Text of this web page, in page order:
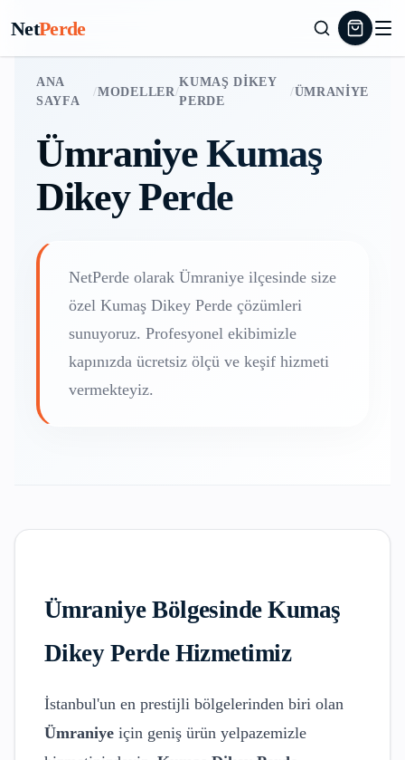
NetPerde
ANA
SAYFA
/MODELLER/
KUMAŞ DIKEY
PERDE
/ÜMRANIYE
ÜmraniyeKumaş
Dikey Perde
NetPerde olarak Ümraniye ilçesinde size
özel Kumaş Dikey Perde çözümleri
sunuyoruz. Profesyonel ekibimizle
kapınızda ücretsiz ölçü ve keşif hizmeti
vermekteyiz.
ÜmraniyeBölgesindeKumaş
Dikey PerdeHizmetimiz
İstanbul'un en prestijli bölgelerinden biri olan
Ümraniye için geniş ürün yelpazemizle